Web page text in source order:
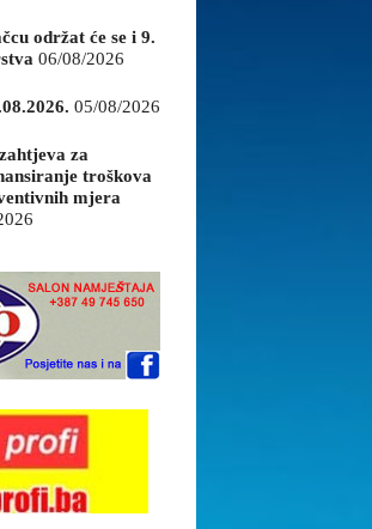
održat će se i 9.
06/08/2026
05/08/2026
za
troškova
mjera